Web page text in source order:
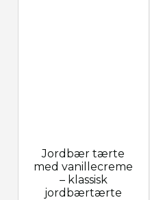
Jordbær tærte
med vanillecreme
– klassisk
jordbærtærte